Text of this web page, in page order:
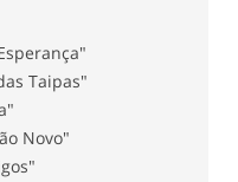
Taipas"
Novo"